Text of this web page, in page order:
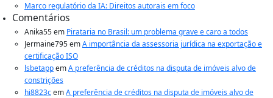
Marco regulatório da IA: Direitos autorais em foco
Comentários
Anika55em Pirataria no Brasil: um problema grave e caro a todos
Jermaine795emA importância da assessoria jurídica na exportação e
certificação ISO
lsbetappemA preferência de créditos na disputa de imóveis alvo de
constrições
hi8823cemA preferência de créditos na disputa de imóveis alvo de